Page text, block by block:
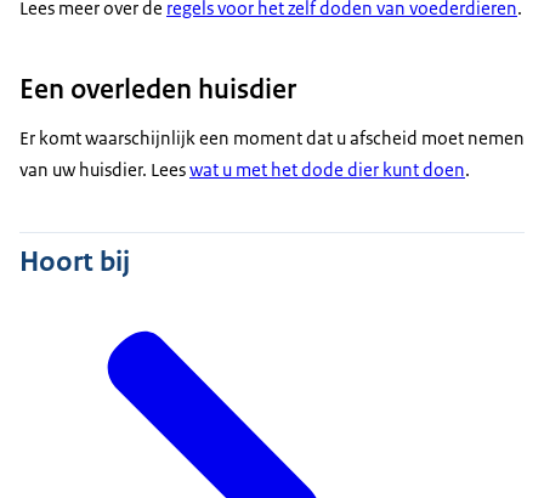
Lees meer over de regels voor het zelf doden van voederdieren.
Een overleden huisdier
Er komt waarschijnlijk een moment dat u afscheid moet nemen
van uw huisdier. Leeswat u met het dode dier kunt doen.
Hoort bij